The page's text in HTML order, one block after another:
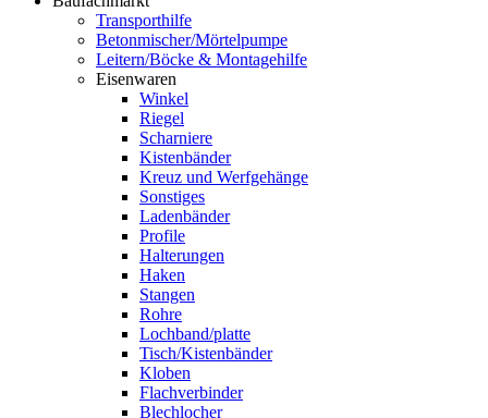
Transporthilfe
Betonmischer/Mörtelpumpe
Leitern/Böcke & Montagehilfe
Eisenwaren
Winkel
Riegel
Scharniere
Kistenbänder
Kreuz und Werfgehänge
Sonstiges
Ladenbänder
Profile
Halterungen
Haken
Stangen
Rohre
Lochband/platte
Tisch/Kistenbänder
Kloben
Flachverbinder
Blechlocher